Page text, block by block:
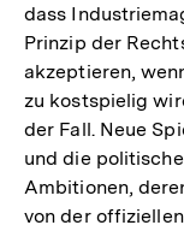
dass
Prinzip der
akzeptieren,
zu kostspielig
der Fall. Neue
und die
Ambitionen,
von der